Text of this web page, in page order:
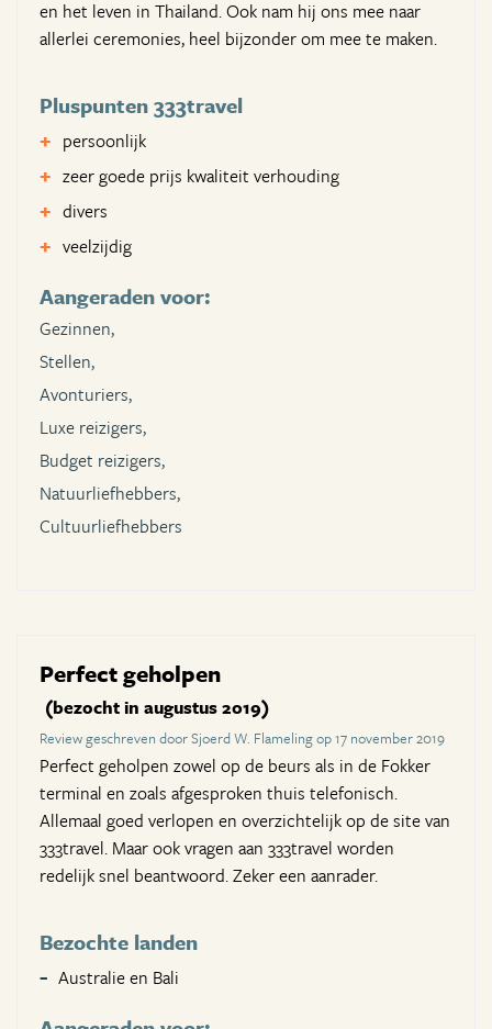
en het leven in Thailand. Ook nam hij ons mee naar
allerlei ceremonies, heel bijzonder om mee te maken.
Pluspunten 333travel
persoonlijk
zeer goede prijs kwaliteit verhouding
divers
veelzijdig
Aangeraden voor:
Gezinnen,
Stellen,
Avonturiers,
Luxe reizigers,
Budget reizigers,
Natuurliefhebbers,
Cultuurliefhebbers
Perfect geholpen
(bezocht in augustus 2019)
Review geschreven door Sjoerd W. Flameling op 17 november 2019
Perfect geholpen zowel op de beurs als in de Fokker
terminal en zoals afgesproken thuis telefonisch.
Allemaal goed verlopen en overzichtelijk op de site van
333travel. Maar ook vragen aan 333travel worden
redelijk snel beantwoord. Zeker een aanrader.
Bezochte landen
Australie en Bali